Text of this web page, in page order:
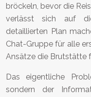
bröckeln, bevor die
verlässt sich auf
detaillierten Plan
Chat-Gruppe für alle
Ansätze die Brutstätte
Das eigentliche
sondern der